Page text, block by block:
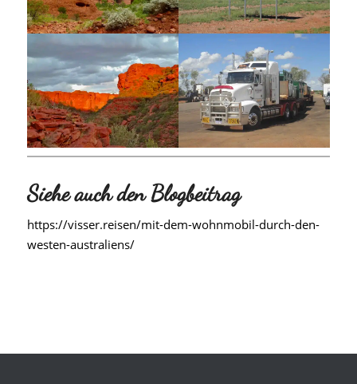
Siehe auch den Blogbeitrag
https://visser.reisen/mit-dem-wohnmobil-durch-den-
westen-australiens/